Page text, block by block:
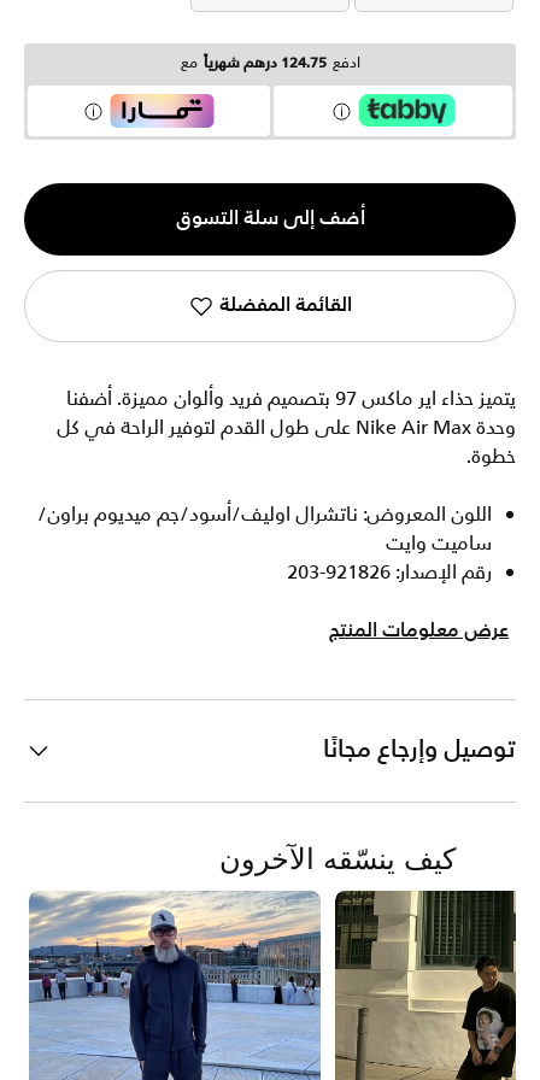
ادفع 124.75 درهم شهرياً مع
الكمية
1
أضف إلى سلة التسوق
القائمة المفضلة
يتميز حذاء اير ماكس 97 بتصميم فريد وألوان مميزة. أضفنا
وحدة Nike Air Max على طول القدم لتوفير الراحة في كل
خطوة.
اللون المعروض: ناتشرال اوليف/أسود/جم ميديوم براون/
ساميت وايت
رقم الإصدار: 921826-203
عرض معلومات المنتج
توصيل وإرجاع مجانًا